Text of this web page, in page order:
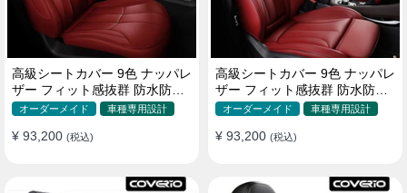
高級シートカバー 9色 ナッパレ
ザー フィット感抜群 防水防汚
オーダーメイド 全席セット
オーダーメイド 車種専用設計
¥ 93,200 (税込)
高級シートカバー 9色 ナッパレ
ザー フィット感抜群 防水防汚
オーダーメイド 全席セット
オーダーメイド 車種専用設計
¥ 93,200 (税込)